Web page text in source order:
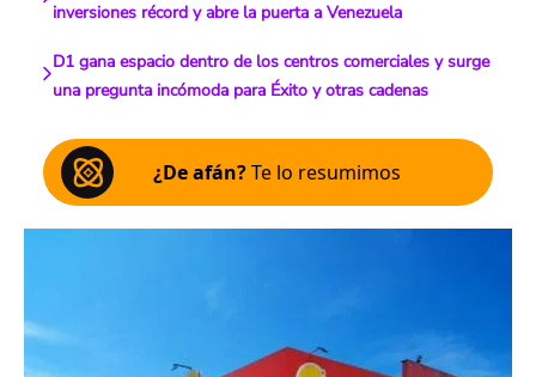
inversiones récord y abre la puerta a Venezuela
D1 gana espacio dentro de los centros comerciales y surge
una pregunta incómoda para Éxito y otras cadenas
¿De afán?Te lo resumimos